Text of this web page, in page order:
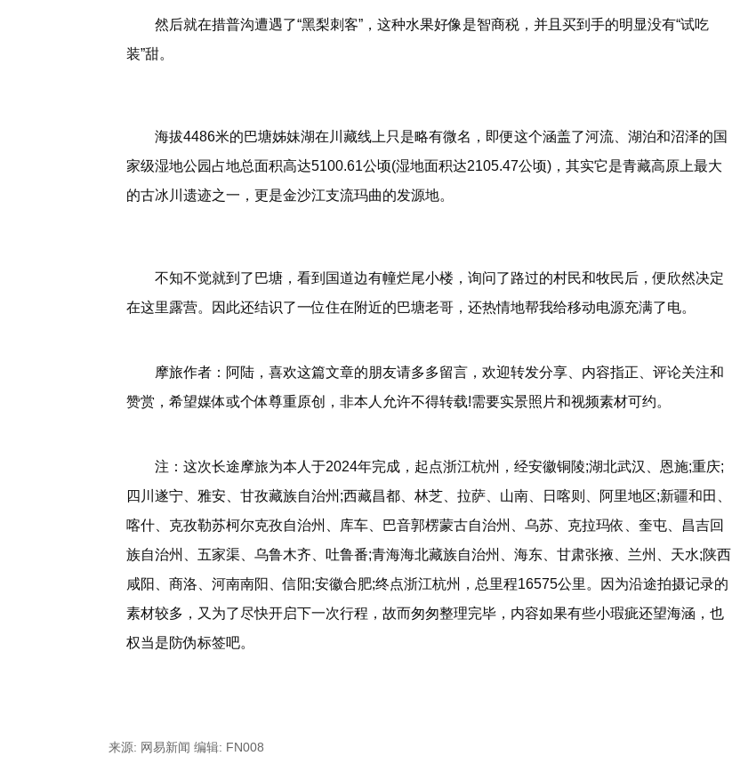
然后就在措普沟遭遇了“黑梨刺客”，这种水果好像是智商税，并且买到手的明显没有“试吃
装”甜。
海拔4486米的巴塘姊妹湖在川藏线上只是略有微名，即便这个涵盖了河流、湖泊和沼泽的国
家级湿地公园占地总面积高达5100.61公顷(湿地面积达2105.47公顷)，其实它是青藏高原上最大
的古冰川遗迹之一，更是金沙江支流玛曲的发源地。
不知不觉就到了巴塘，看到国道边有幢烂尾小楼，询问了路过的村民和牧民后，便欣然决定
在这里露营。因此还结识了一位住在附近的巴塘老哥，还热情地帮我给移动电源充满了电。
摩旅作者：阿陆，喜欢这篇文章的朋友请多多留言，欢迎转发分享、内容指正、评论关注和
赞赏，希望媒体或个体尊重原创，非本人允许不得转载!需要实景照片和视频素材可约。
注：这次长途摩旅为本人于2024年完成，起点浙江杭州，经安徽铜陵;湖北武汉、恩施;重庆;
四川遂宁、雅安、甘孜藏族自治州;西藏昌都、林芝、拉萨、山南、日喀则、阿里地区;新疆和田、
喀什、克孜勒苏柯尔克孜自治州、库车、巴音郭楞蒙古自治州、乌苏、克拉玛依、奎屯、昌吉回
族自治州、五家渠、乌鲁木齐、吐鲁番;青海海北藏族自治州、海东、甘肃张掖、兰州、天水;陕西
咸阳、商洛、河南南阳、信阳;安徽合肥;终点浙江杭州，总里程16575公里。因为沿途拍摄记录的
素材较多，又为了尽快开启下一次行程，故而匆匆整理完毕，内容如果有些小瑕疵还望海涵，也
权当是防伪标签吧。
来源: 网易新闻 编辑: FN008